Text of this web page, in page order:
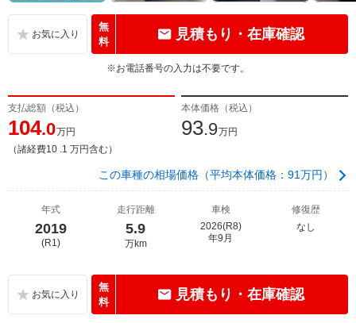
無
料
見積もり・在庫確認
※お電話番号の入力は不要です。
支払総額（税込）
104.0万円
（諸経費10 .1 万円含む）
本体価格（税込）
93.9万円
この車種の相場価格（平均本体価格：91万円）
年式
2019
(R1)
走行距離
5.9
万km
車検
2026(R8)
年9月
修復歴
なし
無
料
見積もり・在庫確認